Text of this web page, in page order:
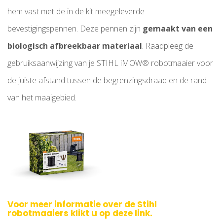
hem vast met de in de kit meegeleverde
bevestigingspennen. Deze pennen zijn gemaakt van een
biologisch afbreekbaar materiaal. Raadpleeg de
gebruiksaanwijzing van je STIHL iMOW® robotmaaier voor
de juiste afstand tussen de begrenzingsdraad en de rand
van het maaigebied.
Voor meer informatie over de Stihl
robotmaaiers klikt u op deze link.